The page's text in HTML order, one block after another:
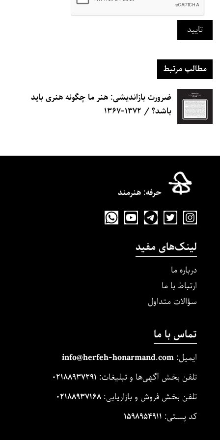
تایید
مطالب مرتبط
ضرورت بازاندیشی: هنر ما چگونه هنری باید
باشد؟ / ۱۳۷۲-۱۳۶۷
حرفه‌: هنرمند
لینک‌های مفید
درباره ما
ارتباط با ما
سؤالات متداول
تماس با ما
ایمیل: info@herfeh-honarmand.com
تلفن بخش آگهی‌ها و تبلیغات: ۰۲۱۸۸۹۳۷۲۹۱
تلفن بخش فروش و بازاریابی: ۰۲۱۸۸۹۳۷۱۶۸
کد پستی: ۱۵۹۸۹۵۴۹۱۱